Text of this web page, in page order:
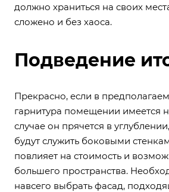
должно храниться на своих
сложено и без хаоса.
Подведение
Прекрасно, если в
гарнитура помещении имеется
случае он прячется в
будут служить боковыми
повлияет на стоимость и
большего пространства.
навсего выбрать фасад,